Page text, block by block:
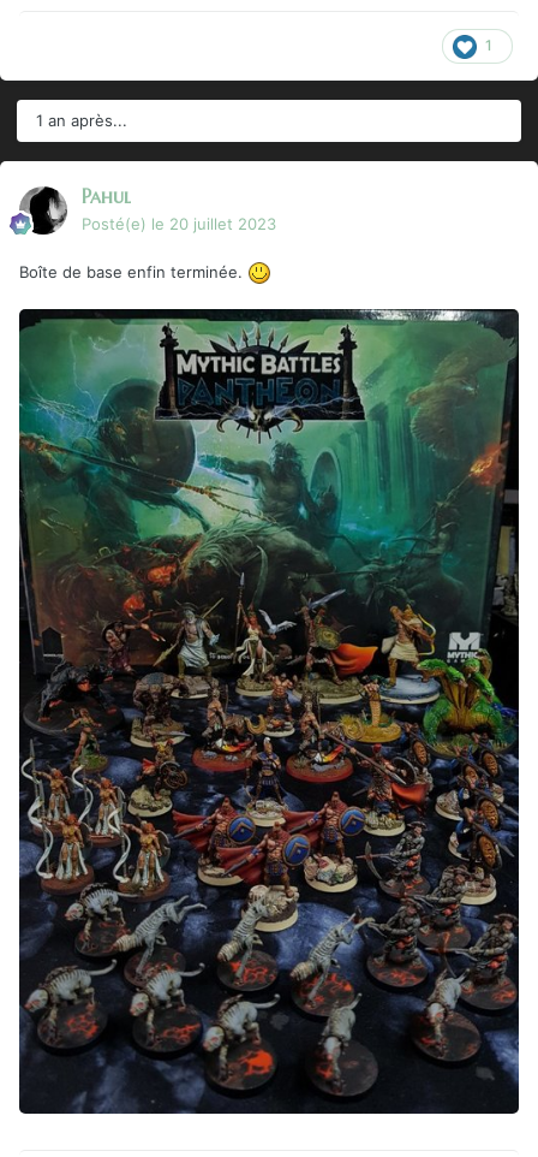
1
1 an après...
Pahul
Posté(e) le 20 juillet 2023
Boîte de base enfin terminée.